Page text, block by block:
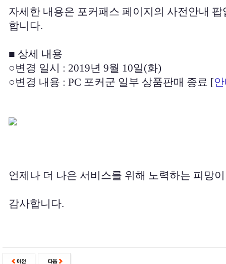
자세한 내용은 포커패스 페이지의 사전안내
합니다.
■ 상세 내용
○변경 일시 : 2019년 9월 10일(화)
○변경 내용 : PC 포커군 일부 상품판매 종료 [
언제나 더 나은 서비스를 위해 노력하는 피망
감사합니다.